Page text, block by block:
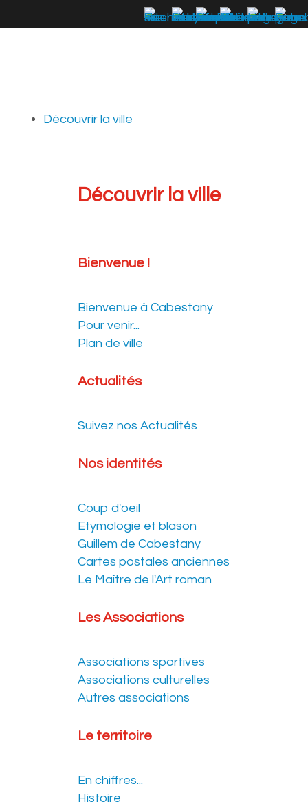
Découvrir la ville
Découvrir la ville
Bienvenue !
Bienvenue à Cabestany
Pour venir...
Plan de ville
Actualités
Suivez nos Actualités
Nos identités
Coup d'oeil
Etymologie et blason
Guillem de Cabestany
Cartes postales anciennes
Le Maître de l'Art roman
Les Associations
Associations sportives
Associations culturelles
Autres associations
Le territoire
En chiffres...
Histoire